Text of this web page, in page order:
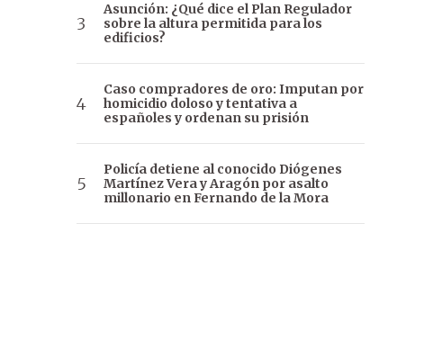
Asunción: ¿Qué dice el Plan Regulador
sobre la altura permitida para los
edificios?
Caso compradores de oro: Imputan por
homicidio doloso y tentativa a
españoles y ordenan su prisión
Policía detiene al conocido Diógenes
Martínez Vera y Aragón por asalto
millonario en Fernando de la Mora